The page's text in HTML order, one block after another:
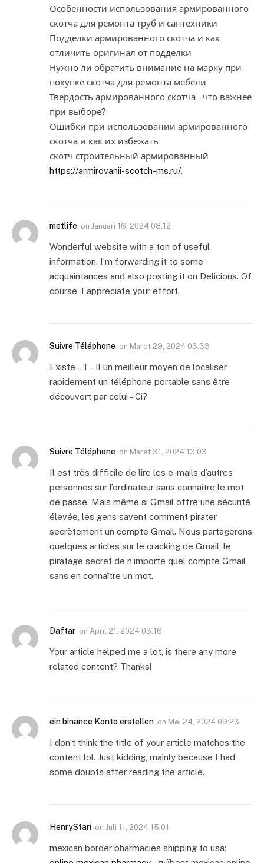
Особенности использования армированного
скотча для ремонта труб и сантехники
Подделки армированного скотча и как
отличить оригинал от подделки
Нужно ли обратить внимание на марку при
покупке скотча для ремонта мебели
Твердость армированного скотча – что важнее
при выборе?
Ошибки при использовании армированного
скотча и как их избежать
скотч строительный армированный
https://armirovanii-scotch-ms.ru/.
metlife on Januari 16, 2024 08:12
Wonderful website with a ton of useful
information. I’m forwarding it to some
acquaintances and also posting it on Delicious. Of
course, I appreciate your effort.
Suivre Téléphone on Maret 29, 2024 03:33
Existe – T – Il un meilleur moyen de localiser
rapidement un téléphone portable sans être
découvert par celui – Ci?
Suivre Téléphone on Maret 31, 2024 13:03
Il est très difficile de lire les e-mails d’autres
personnes sur l’ordinateur sans connaître le mot
de passe. Mais même si Gmail offre une sécurité
élevée, les gens savent comment pirater
secrètement un compte Gmail. Nous partagerons
quelques articles sur le cracking de Gmail, le
piratage secret de n’importe quel compte Gmail
sans en connaître un mot.
Daftar on April 21, 2024 03:16
Your article helped me a lot, is there any more
related content? Thanks!
ein binance Konto erstellen on Mei 24, 2024 09:23
I don’t think the title of your article matches the
content lol. Just kidding, mainly because I had
some doubts after reading the article.
HenryStari on Juli 11, 2024 15:01
mexican border pharmacies shipping to usa: